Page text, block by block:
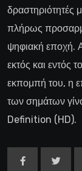
δραστηριότητές
πλήρως
ψηφιακή εποχή.
εκτός και εντός
εκπομπή του, η
των σημάτων
Definition (HD).